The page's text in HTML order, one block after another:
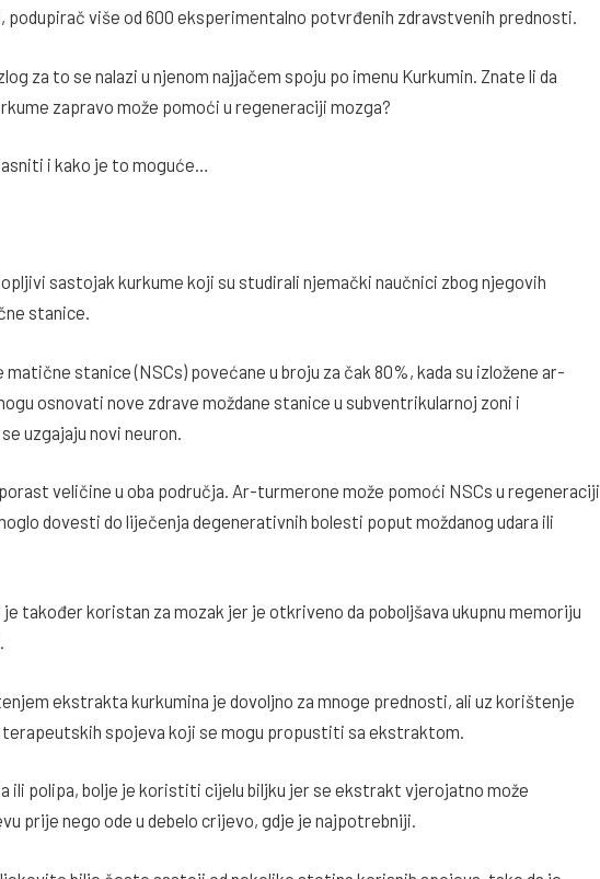
podupirač više od 600 eksperimentalno potvrđenih zdravstvenih prednosti.
za to se nalazi u njenom najjačem spoju po imenu Kurkumin. Znate li da
zapravo može pomoći u regeneraciji mozga?
i kako je to moguće…
sastojak kurkume koji su studirali njemački naučnici zbog njegovih
stanice.
matične stanice (NSCs) povećane u broju za čak 80%, kada su izložene ar-
osnovati nove zdrave moždane stanice u subventrikularnoj zoni i
uzgajaju novi neuron.
veličine u oba područja. Ar-turmerone može pomoći NSCs u regeneraciji
dovesti do liječenja degenerativnih bolesti poput moždanog udara ili
također koristan za mozak jer je otkriveno da poboljšava ukupnu memoriju
ekstrakta kurkumina je dovoljno za mnoge prednosti, ali uz korištenje
terapeutskih spojeva koji se mogu propustiti sa ekstraktom.
ili polipa, bolje je koristiti cijelu biljku jer se ekstrakt vjerojatno može
prije nego ode u debelo crijevo, gdje je najpotrebniji.